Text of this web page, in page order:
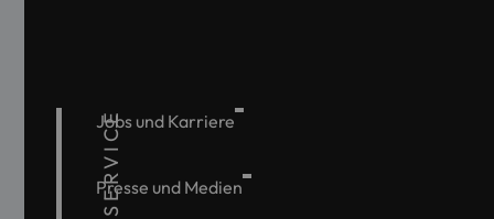
SERVICE
Jobs und Karriere
Presse und Medien